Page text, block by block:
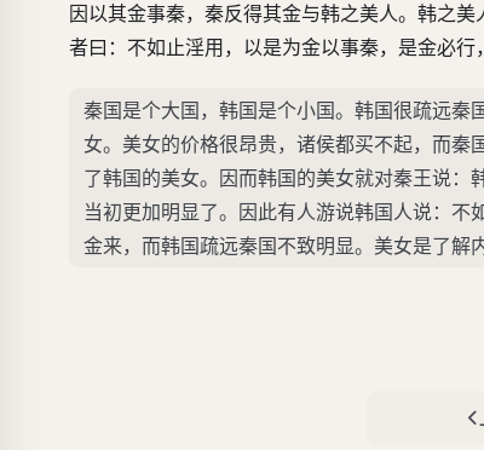
因以其金事秦，秦反得其金与韩之美人。韩之美
者曰：不如止淫用，以是为金以事秦，是金必
秦国是个大国，韩国是个小国。韩国很疏远
女。美女的价格很昂贵，诸侯都买不起，而秦
了韩国的美女。因而韩国的美女就对秦王说
当初更加明显了。因此有人游说韩国人说：
金来，而韩国疏远秦国不致明显。美女是了解